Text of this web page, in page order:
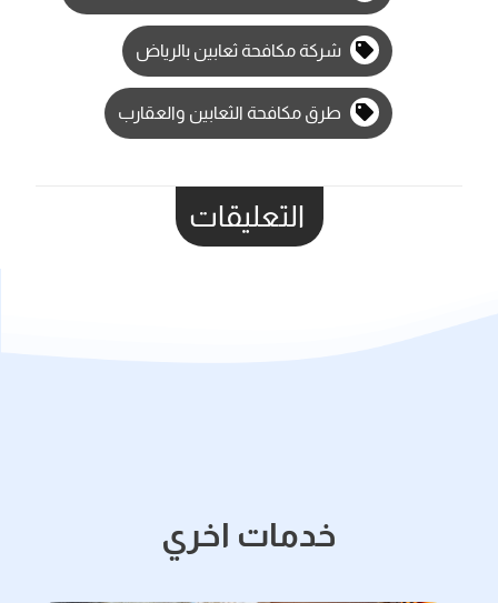
شركة مكافحة ثعابين بالرياض
طرق مكافحة الثعابين والعقارب
التعليقات
خدمات اخري